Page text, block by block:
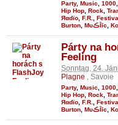
Party, Music 1000
Hip Hop Rock
Яαdϊo F.R.
Burton
MυڪĪīc
Párty na
Feeling
Sonntag, 24.
Plagne , Savoie
Party, Music 1000
Hip Hop Rock
Яαdϊo F.R.
Burton
MυڪĪīc